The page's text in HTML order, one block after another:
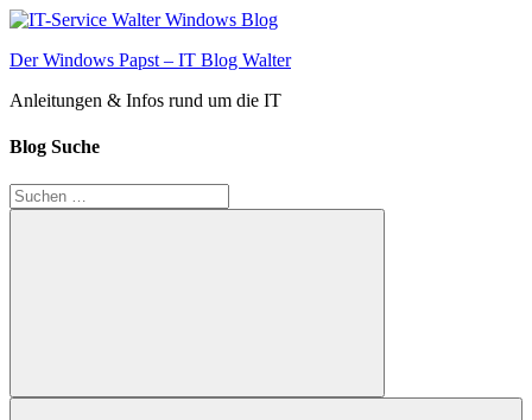
Zum
springen
Der Windows Papst – IT Blog Walter
Anleitungen & Infos rund um die IT
Blog Suche
Suchen
nach:
Suchen